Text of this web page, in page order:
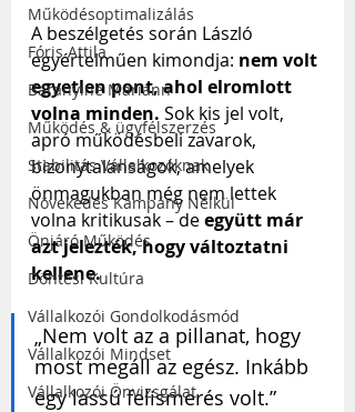
Működésoptimalizálás
Fóris Attila
Baranyiné Mariann
Működés & ügyfélszerzés
Stabilitás Vállalkozóknak
Növekedés Kampány Nélkül
Önjáró Működés
Döntési Kultúra
Vállalkozói Gondolkodásmód
Vállalkozói Mindset
Vállalkozói Önvizsgálat
A beszélgetés során László
egyértelműen kimondja: nem volt
egyetlen pont, ahol elromlott
volna minden. Sok kis jel volt,
apró működésbeli zavarok,
bizonytalanságok, amelyek
önmagukban még nem lettek
volna kritikusak – de együtt már
azt jelezték, hogy változtatni
kellene.
„Nem volt az a pillanat, hogy
most megáll az egész. Inkább
egy lassú felismerés volt.”